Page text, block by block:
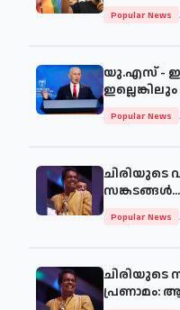
Popular News
യു.എസ് -
Popular News
ചിരിയുടെ
സങ്കടങ്ങള്‍...
Popular News
ചിരിയുടെ
പ്രണാമം: